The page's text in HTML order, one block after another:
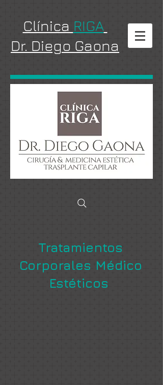
Clínica RIGA
Dr. Diego Gaona
Tratamientos
Corporales Médico
Estéticos